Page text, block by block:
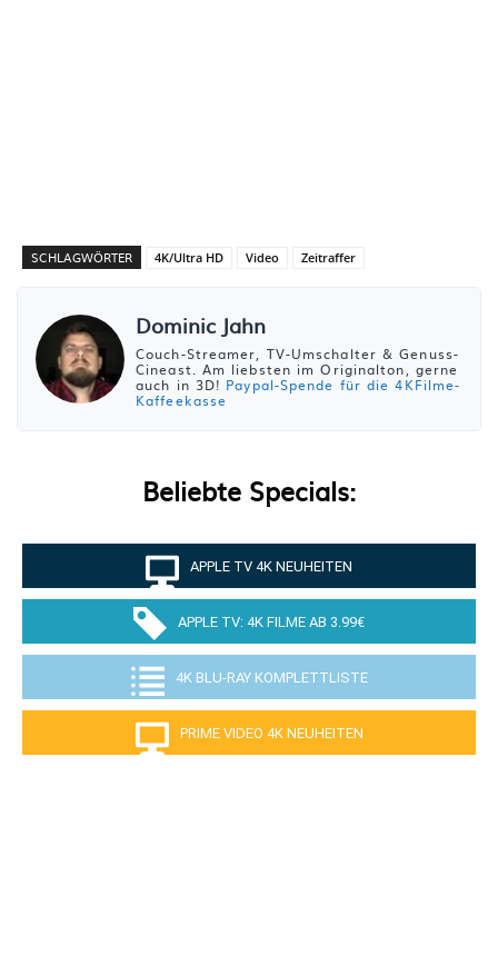
SCHLAGWÖRTER 4K/Ultra HD Video Zeitraffer
Dominic Jahn
Couch-Streamer, TV-Umschalter & Genuss-
Cineast. Am liebsten im Originalton, gerne
auch in 3D! Paypal-Spende für die 4KFilme-
Kaffeekasse
Beliebte Specials:
APPLE TV 4K NEUHEITEN
APPLE TV: 4K FILME AB 3.99€
4K BLU-RAY KOMPLETTLISTE
PRIME VIDEO 4K NEUHEITEN